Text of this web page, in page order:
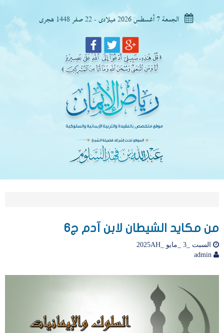
الجمعة 7 أغسطس 2026 ميلادى - 22 صفر 1448 هجرى
من مكايد الشيطان لابن آدم ج6
السبت _3 _مايو _2025AH